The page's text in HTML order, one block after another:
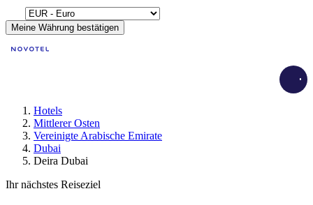
Meine Währung bestätigen
Hotels
Mittlerer Osten
Vereinigte Arabische Emirate
Dubai
Deira Dubai
Ihr nächstes Reiseziel